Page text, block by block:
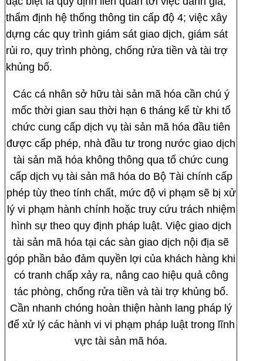
thẩm định hệ thống thông tin cấp độ 4; việc xây
dựng các quy trình giám sát giao dịch, giám sát
rủi ro, quy trình phòng, chống rửa tiền và tài trợ
khủng bố.
Các cá nhân sở hữu tài sản mã hóa cần chú ý
mốc thời gian sau thời hạn 6 tháng kể từ khi tổ
chức cung cấp dịch vụ tài sản mã hóa đầu tiên
được cấp phép, nhà đầu tư trong nước giao dịch
tài sản mã hóa không thông qua tổ chức cung
cấp dịch vụ tài sản mã hóa do Bộ Tài chính cấp
phép tùy theo tính chất, mức độ vi phạm sẽ bị xử
lý vi phạm hành chính hoặc truy cứu trách nhiệm
hình sự theo quy định pháp luật. Việc giao dịch
tài sản mã hóa tại các sàn giao dịch nội địa sẽ
góp phần bảo đảm quyền lợi của khách hàng khi
có tranh chấp xảy ra, nâng cao hiệu quả công
tác phòng, chống rửa tiền và tài trợ khủng bố.
Cần nhanh chóng hoàn thiện hành lang pháp lý
để xử lý các hành vi vi phạm pháp luật trong lĩnh
vực tài sản mã hóa.